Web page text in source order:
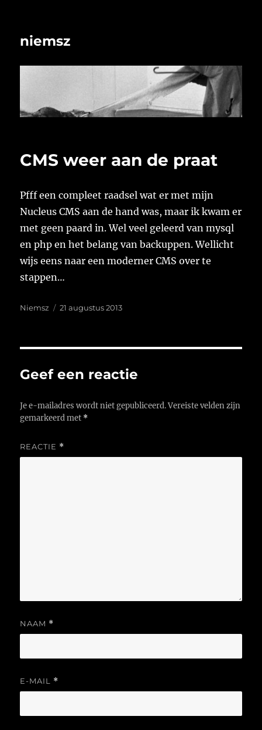
niemsz
CMS weer aan de praat
Pfff een compleet raadsel wat er met mijn
Nucleus CMS aan de hand was, maar ik kwam er
met geen paard in. Wel veel geleerd van mysql
en php en het belang van backuppen. Wellicht
wijs eens naar een moderner CMS over te
stappen…
Auteur
Niemsz
Geplaatst
21 augustus 2013
Geef een reactie
Je e-mailadres wordt niet gepubliceerd. Vereiste velden zijn
gemarkeerd met *
REACTIE *
NAAM *
E-MAIL *